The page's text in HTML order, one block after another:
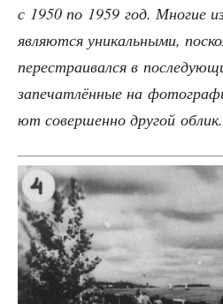
с 1950 по 1959 год. Мно­гие
явля­ют­ся уни­каль­ны­ми,
пере­стра­и­вал­ся в
запе­чат­лён­ные на
ют совер­шен­но дру­гой облик.